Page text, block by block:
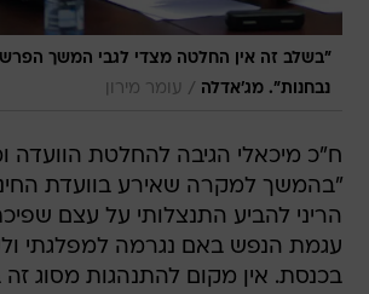
"בשלב זה אין החלטה מצדי לגבי המשך
נבחנות". מג'אדלה / עומר מירון
ח"כ מיכאלי הגיבה להחלטת הוועדה
"בהמשך למקרה שאירע בוועדת
הריני להביע התנצלותי על עצם
עגמת הנפש באם נגרמה למפלגתי
בכנסת. אין מקום להתנהגות מסוג